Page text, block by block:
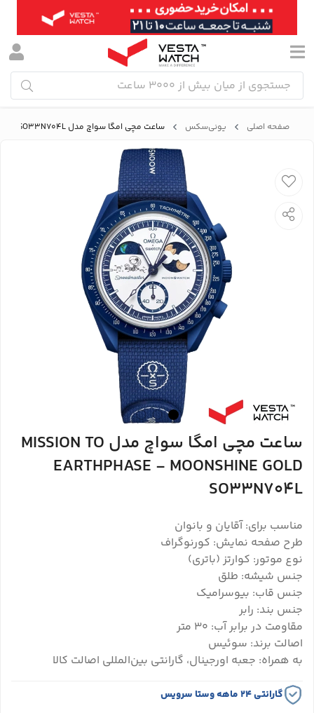
صفحه اصلی یونی‌سکس ساعت مچی امگا سواچ مدل MISSION TO EARTHPHASE - MOONSHINE GOLD SO33N704L
ساعت مچی امگا سواچ مدل MISSION TO
EARTHPHASE - MOONSHINE GOLD
SO33N704L
مناسب برای: آقایان و بانوان
طرح صفحه نمایش: کورنوگراف
نوع موتور: کوارتز (باتری)
جنس شیشه: طلق
جنس قاب: بیوسرامیک
جنس بند: رابر
مقاومت در برابر آب: ۳۰ متر
اصالت برند: سوئیس
به همراه: جعبه اورجینال، گارانتی بین‌المللی اصالت کالا
گارانتی ۲۴ ماهه وستا سرویس